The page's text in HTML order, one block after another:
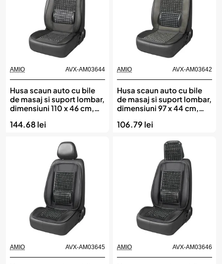
AMIO AVX-AM03644
Husa scaun auto cu bile
de masaj si suport lombar,
dimensiuni 110 x 46 cm,
144.68 lei
AMIO AVX-AM03642
Husa scaun auto cu bile
de masaj si suport lombar,
dimensiuni 97 x 44 cm,
106.79 lei
AMIO AVX-AM03645 AMIO AVX-AM03646